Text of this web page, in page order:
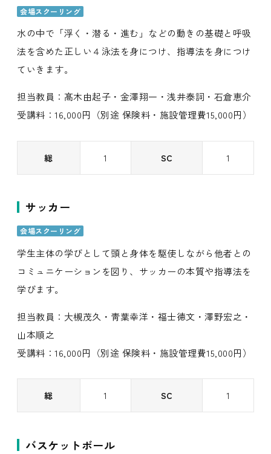
会場スクーリング
水の中で「浮く・潜る・進む」などの動きの基礎と呼吸
法を含めた正しい４泳法を身につけ、指導法を身につけ
ていきます。
担当教員：髙木由起子・金澤翔一・浅井泰詞・石倉恵介
受講料：16,000円（別途 保険料・施設管理費15,000円）
総 1 SC 1
サッカー
会場スクーリング
学生主体の学びとして頭と身体を駆使しながら他者との
コミュニケーションを図り、サッカーの本質や指導法を
学びます。
担当教員：大槻茂久・靑葉幸洋・福士徳文・澤野宏之・
山本順之
受講料：16,000円（別途 保険料・施設管理費15,000円）
総 1 SC 1
バスケットボール